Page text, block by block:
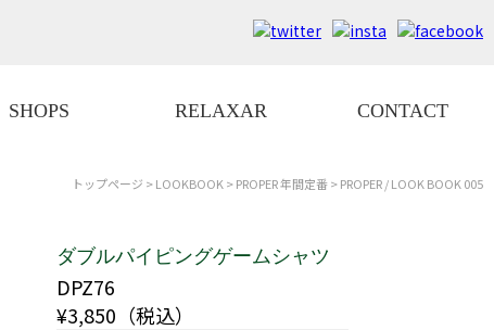
SHOPS RELAXAR CONTACT
トップページ >LOOKBOOK >PROPER 年間定番> PROPER / LOOK BOOK 005
ダブルパイピングゲームシャツ
DPZ76
¥3,850（税込）